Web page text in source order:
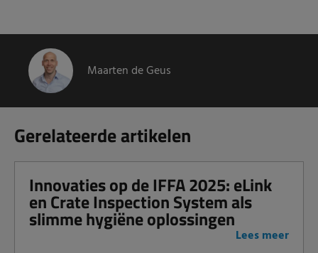
Maarten de Geus
Gerelateerde artikelen
Innovaties op de IFFA 2025: eLink
en Crate Inspection System als
slimme hygiëne oplossingen
Lees meer